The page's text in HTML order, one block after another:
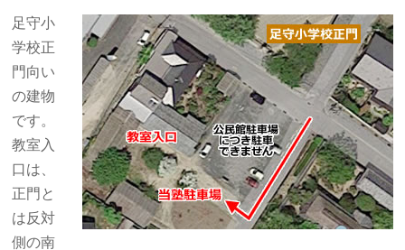
足守小
学校正
門向い
の建物
です。
教室入
口は、
正門と
は反対
側の南